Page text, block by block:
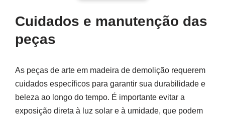
Cuidados e manutenção das
peças
As peças de arte em madeira de demolição requerem
cuidados específicos para garantir sua durabilidade e
beleza ao longo do tempo. É importante evitar a
exposição direta à luz solar e à umidade, que podem